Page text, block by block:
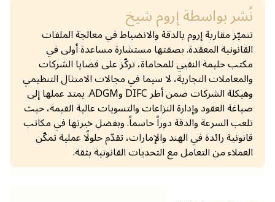
نُشر بواسطةإروم شيخ
تتميّز مقاربة إروم بالدقة والانضباط في معالجة الملفات
القانونية المعقدة. بصفتها مستشارة مساعدة أولى في
مكتب حليمة النقبي للمحاماة، تركّز على قضايا الشركات
والمعاملات التجارية، لا سيما في مجالات الامتثال التنظيمي
وهيكلة الشركات ضمن أطر DIFC وADGM. يمتد عملها إلى
صياغة العقود وإدارة النزاعات والتسويات عالية القيمة، حيث
تلعب السرعة والدقة دوراً حاسماً. وبفضل خبرتها في مكاتب
قانونية رائدة في الهند والإمارات، تقدّم حلولًا عملية تمكّن
العملاء من التعامل مع التحديات القانونية بثقة.